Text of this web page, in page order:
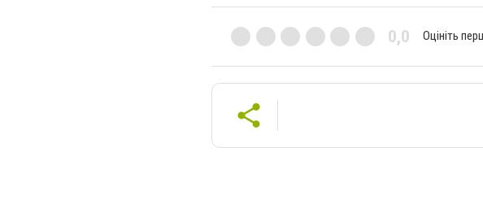
0,0 Оцініть